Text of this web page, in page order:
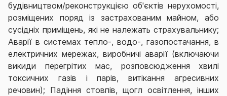
будівництвом/реконструкцією об'єктів нерухомості,
розміщених поряд із застрахованим майном, або
сусідніх приміщень, які не належать страхувальнику;
Аварії в системах тепло-, водо-, газопостачання, в
електричних мережах, виробничі аварії (включаючи
викиди перегрітих мас, розповсюдження хвилі
токсичних газів і парів, витікання агресивних
речовин); Падіння стовпів, щогл освітлення, інших